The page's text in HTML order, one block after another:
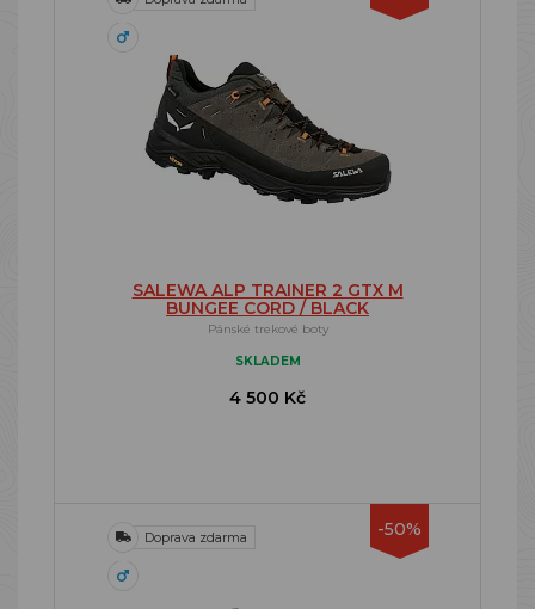
SALEWA ALP TRAINER 2 GTX M
BUNGEE CORD / BLACK
Pánské trekové boty
SKLADEM
4 500 Kč
-50%
Doprava zdarma